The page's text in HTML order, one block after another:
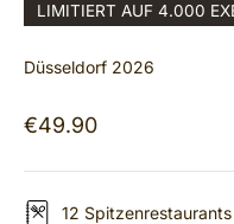
LIMITIERT AUF 4.000
Düsseldorf 2026
Precio de oferta
€49.90
12 Spitzenrestaurants